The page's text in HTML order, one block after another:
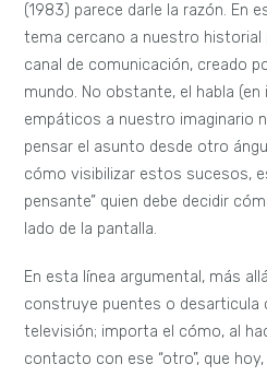
(1983) parece darle la razón. En
tema cercano a nuestro
canal de comunicación, creado
mundo. No obstante, el habla
empáticos a nuestro imaginario
pensar el asunto desde otro
cómo visibilizar estos sucesos,
pensante” quien debe decidir
lado de la pantalla.
En esta línea argumental, más
construye puentes o desarticula
televisión; importa el cómo, al
contacto con ese “otro”, que